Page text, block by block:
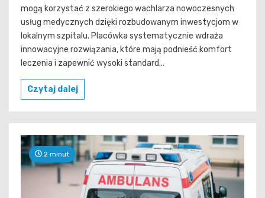
mogą korzystać z szerokiego wachlarza nowoczesnych
usług medycznych dzięki rozbudowanym inwestycjom w
lokalnym szpitalu. Placówka systematycznie wdraża
innowacyjne rozwiązania, które mają podnieść komfort
leczenia i zapewnić wysoki standard...
Czytaj dalej
2 minut